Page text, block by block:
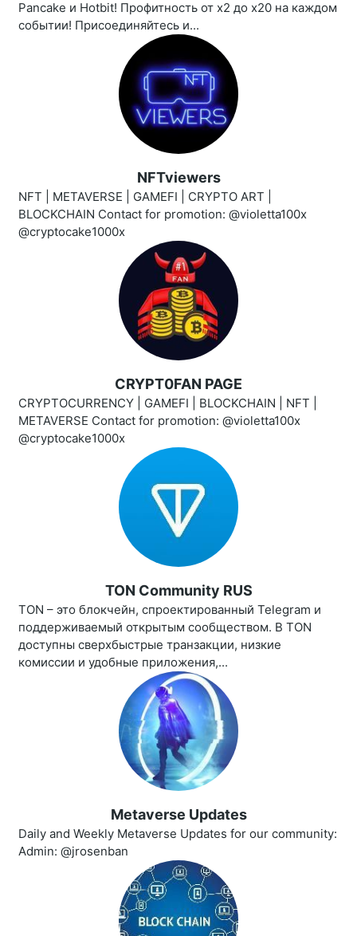
Pancake и Hotbit! Профитность от х2 до х20 на каждом
событии! Присоединяйтесь и...
NFTviewers
NFT | METAVERSE | GAMEFI | CRYPTO ART |
BLOCKCHAIN Contact for promotion: @violetta100x
@cryptocake1000x
CRYPT0FAN PAGE
CRYPTOCURRENCY | GAMEFI | BLOCKCHAIN | NFT |
METAVERSE Contact for promotion: @violetta100x
@cryptocake1000x
TON Community RUS
TON – это блокчейн, спроектированный Telegram и
поддерживаемый открытым сообществом. В TON
доступны сверхбыстрые транзакции, низкие
комиссии и удобные приложения,...
Metaverse Updates
Daily and Weekly Metaverse Updates for our community:
Admin: @jrosenban